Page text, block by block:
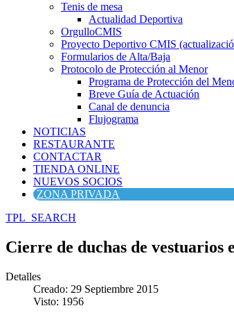
Tenis de mesa
Actualidad Deportiva
OrgulloCMIS
Proyecto Deportivo CMIS
Formularios de Alta/Baja
Protocolo de Protección al Menor
Programa de Protección del
Breve Guía de Actuación
Canal de denuncia
Flujograma
NOTICIAS
RESTAURANTE
CONTACTAR
TIENDA ONLINE
NUEVOS SOCIOS
ZONA PRIVADA
TPL_SEARCH
Cierre de duchas de vestuarios
Detalles
Creado: 29 Septiembre 2015
Visto: 1956